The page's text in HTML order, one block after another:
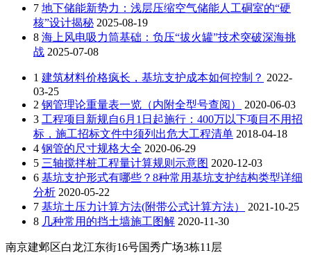
7 地下储能新势力：浅层压缩空气储能人工硐室的“硬
核”设计揭秘 2025-08-19
8 海上风电吸力筒基础：负压“拔火罐”技术突破深海挑
战 2025-07-08
1 建筑材料价格疯长，基坑支护成本如何控制？ 2022-
03-25
2 钢管理论重量表一览（内附全型号查阅）
2020-06-03
3 工程项目新规自6月1日起施行：400万以下项目不用招
标，施工招标文件中须列出危大工程清单 2018-04-18
4 钢管的尺寸规格大全 2020-06-29
5 三轴搅拌桩工程量计算规则示意图 2020-12-03
6 基坑支护形式有哪些？8种常用基坑支护结构类型详细
分析 2020-05-22
7 基坑土压力计算方法(附带公式计算方法）
2021-10-25
8 几种常用的挡土墙施工图解 2020-11-30
南京建邺区白龙江东街16号国秀广场3栋11层